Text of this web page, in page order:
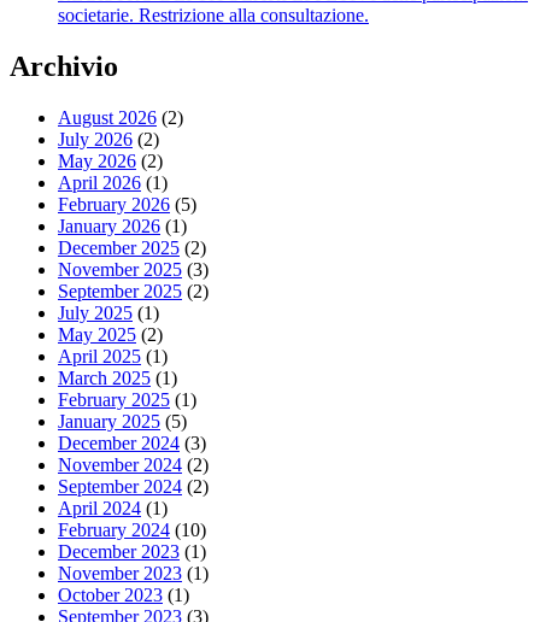
societarie. Restrizione alla consultazione.
Archivio
August 2026 (2)
July 2026 (2)
May 2026 (2)
April 2026 (1)
February 2026 (5)
January 2026 (1)
December 2025 (2)
November 2025 (3)
September 2025 (2)
July 2025 (1)
May 2025 (2)
April 2025 (1)
March 2025 (1)
February 2025 (1)
January 2025 (5)
December 2024 (3)
November 2024 (2)
September 2024 (2)
April 2024 (1)
February 2024 (10)
December 2023 (1)
November 2023 (1)
October 2023 (1)
September 2023 (3)